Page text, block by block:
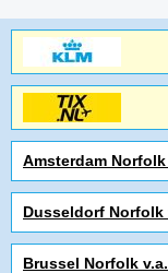
Amsterdam Norfolk
Dusseldorf Norfolk
Brussel Norfolk